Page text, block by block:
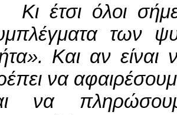
Κι έτσι όλοι
των
Και αν είναι
να
να